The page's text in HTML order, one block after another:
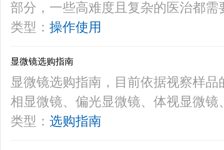
部分，一些高难度且复杂的医治都
类型： 操作使用
显微镜选购指南
显微镜选购指南，目前依据视察样
相显微镜、偏光显微镜、体视显微
类型： 选购指南